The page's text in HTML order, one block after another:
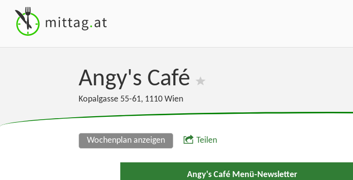
Angy's Café
Kopalgasse 55-61, 1110 Wien
Wochenplan anzeigen Teilen
Angy's Café Menü-Newsletter